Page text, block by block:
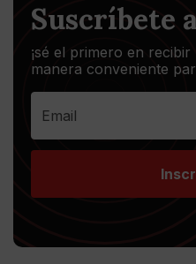
Suscríbete
¡sé el primero en
manera conveniente